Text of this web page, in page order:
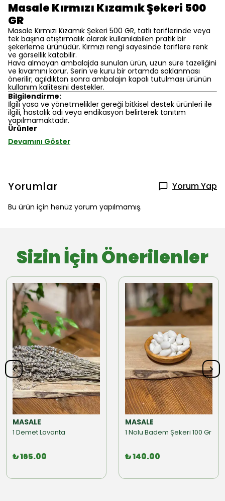
Masale Kırmızı Kızamık Şekeri 500
GR
Masale Kırmızı Kızamık Şekeri 500 GR, tatlı tariflerinde veya
tek başına atıştırmalık olarak kullanılabilen pratik bir
şekerleme ürünüdür. Kırmızı rengi sayesinde tariflere renk
ve görsellik katabilir.
Hava almayan ambalajda sunulan ürün, uzun süre tazeliğini
ve kıvamını korur. Serin ve kuru bir ortamda saklanması
önerilir; açıldıktan sonra ambalajın kapalı tutulması ürünün
kullanım kalitesini destekler.
Bilgilendirme:
İlgili yasa ve yönetmelikler gereği bitkisel destek ürünleri ile
ilgili, hastalık adı veya endikasyon belirterek tanıtım
yapılmamaktadır.
Ürünler
Devamını Göster
Yorumlar Yorum Yap
Bu ürün için henüz yorum yapılmamış.
Sizin İçin Önerilenler
MASALE
1 Demet Lavanta
₺ 165.00
MASALE
1 Nolu Badem Şekeri 100 Gr
₺ 140.00